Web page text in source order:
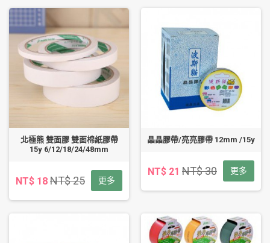
北極熊 雙面膠 雙面棉紙膠帶
15y 6/12/18/24/48mm
NT$ 18 NT$ 25 更多
晶晶膠帶/亮亮膠帶 12mm /15y
NT$ 21 NT$ 30 更多